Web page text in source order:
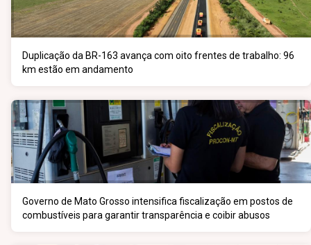
Duplicação da BR-163 avança com oito frentes de trabalho: 96
km estão em andamento
Governo de Mato Grosso intensifica fiscalização em postos de
combustíveis para garantir transparência e coibir abusos